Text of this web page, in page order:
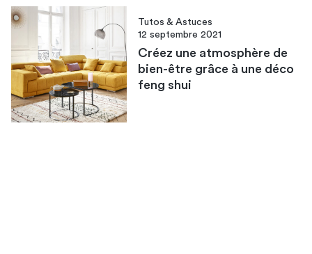
Tutos & Astuces
12 septembre 2021
Créez une atmosphère de
bien-être grâce à une déco
feng shui